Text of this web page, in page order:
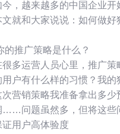
今，越来越多的中国企业开
文就和大家说说：如何做好
的推广策略是什么？
很多运营人员心里，推广
用户有什么样的习惯？我
次营销策略我准备拿出多
……问题虽然多，但将这些
证用户高体验度